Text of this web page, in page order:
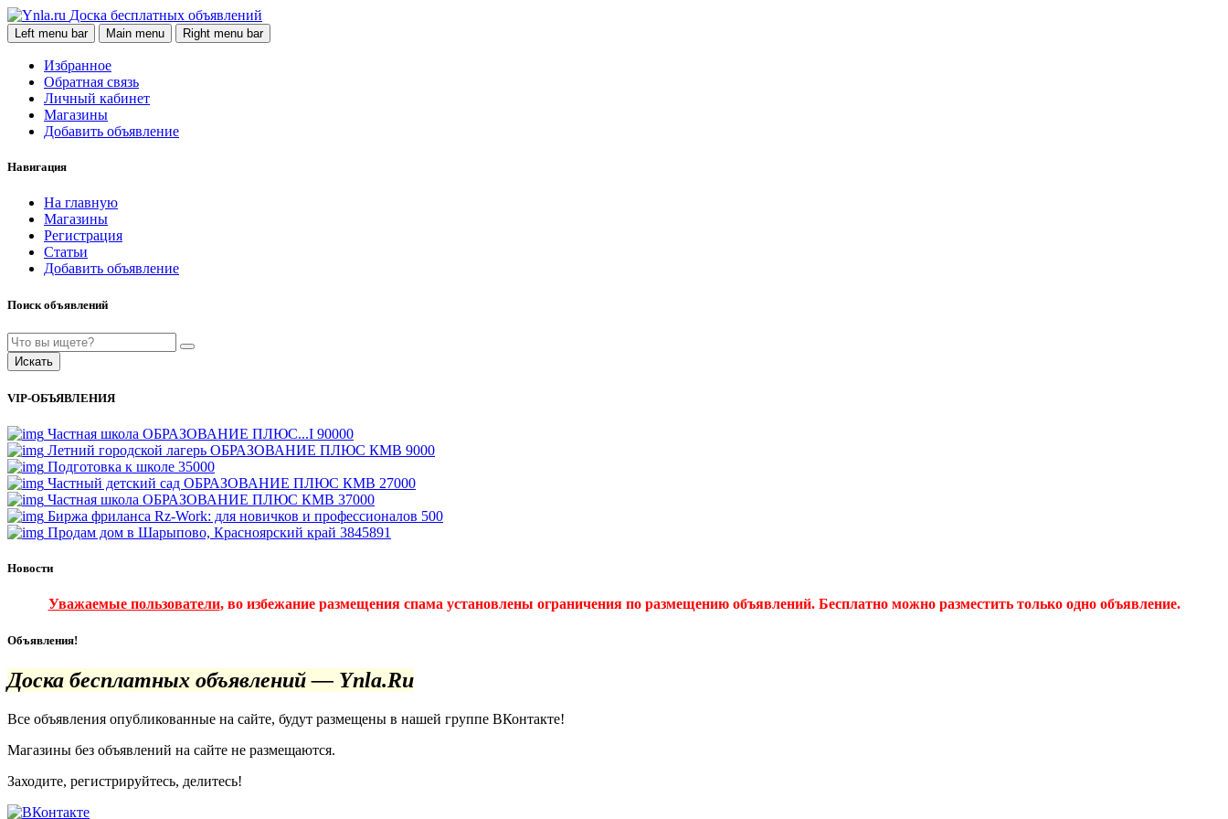
Доска бесплатных объявлений
Left menu bar Main menu Right menu bar
Избранное
Обратная связь
Личный кабинет
Магазины
Добавить объявление
Навигация
На главную
Магазины
Регистрация
Статьи
Добавить объявление
Поиск объявлений
Искать
VIP-ОБЪЯВЛЕНИЯ
Частная школа ОБРАЗОВАНИЕ ПЛЮС...I 90000
Летний городской лагерь ОБРАЗОВАНИЕ ПЛЮС КМВ 9000
Подготовка к школе 35000
Частный детский сад ОБРАЗОВАНИЕ ПЛЮС КМВ 27000
Частная школа ОБРАЗОВАНИЕ ПЛЮС КМВ 37000
Биржа фриланса Rz-Work: для новичков и профессионалов 500
Продам дом в Шарыпово, Красноярский край 3845891
Новости
Уважаемые пользователи, во избежание размещения спама установлены ограничения по размещению объявлений. Бесплатно можно разместить только одно объявление.
Объявления!
Доска бесплатных объявлений — Ynla.Ru
Все объявления опубликованные на сайте, будут размещены в нашей группе ВКонтакте!
Магазины без объявлений на сайте не размещаются.
Заходите, регистрируйтесь, делитесь!